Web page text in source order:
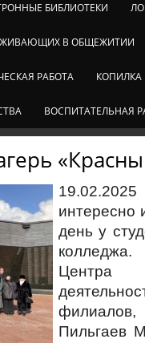
БИБЛИОТЕКИ
В ОБЩЕЖИТИИ
РАБОТА КОПИЛКА
ВОСПИТАТЕЛЬНАЯ
день у
Центра
филиалов,
Пильгаев